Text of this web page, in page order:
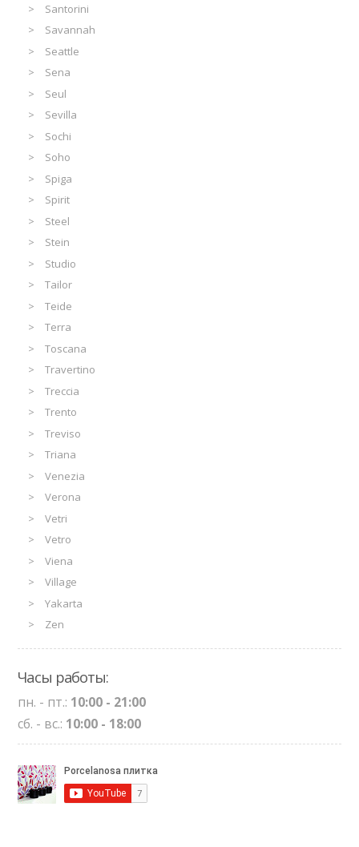
Santorini
Savannah
Seattle
Sena
Seul
Sevilla
Sochi
Soho
Spiga
Spirit
Steel
Stein
Studio
Tailor
Teide
Terra
Toscana
Travertino
Treccia
Trento
Treviso
Triana
Venezia
Verona
Vetri
Vetro
Viena
Village
Yakarta
Zen
Часы работы:
пн. - пт.: 10:00 - 21:00
сб. - вс.: 10:00 - 18:00